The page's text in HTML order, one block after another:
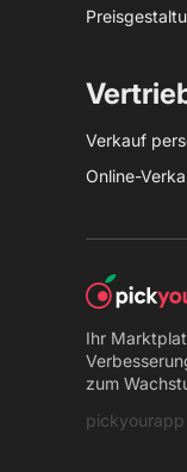
Verkauf
Online-
Ihr
zum